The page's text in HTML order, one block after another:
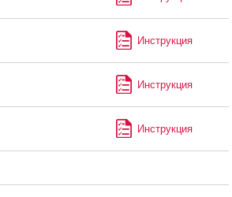
Инструкция
Инструкция
Инструкция